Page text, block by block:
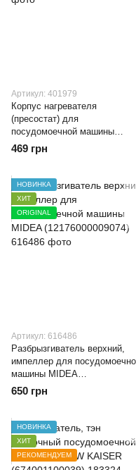
Артикул: 401979
Корпус нагревателя
(пресостат) для
посудомоечной машины
CANDY (49126772)
469 грн
НОВИНКА
ХИТ
ORIGINAL
Артикул: 616486
Разбрызгиватель верхний,
импеллер для
машины MIDEA
(12176000009074)
650 грн
НОВИНКА
ХИТ
РЕКОМЕНДУЕМ